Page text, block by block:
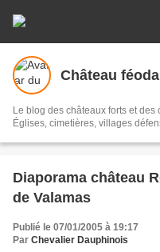
Château
Le blog des châteaux forts et
Églises, cimetières, villages
Diaporama château
de Valamas
Publié le 07/01/2005 à 19:17
Par Chevalier Dauphinois